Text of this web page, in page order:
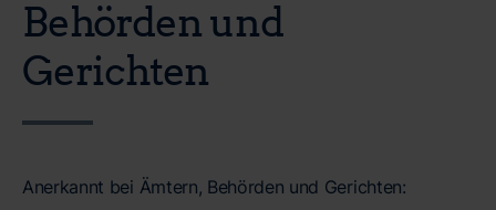
Behörden und
Gerichten
Anerkannt bei Ämtern, Behörden und Gerichten: